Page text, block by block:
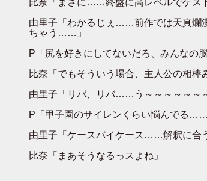
由里子「わかるじぇ……前作では天真爛
ちゃう……」
P「尻を好きにしてないだろ、みんなの
比奈「でもそういう場合、主人公の相棒
由里子「リバ、リバ……う～～～～～～
P「甲子園のサイレンくらい悩んでる……
由里子「ケースバイケース……解釈に
比奈「まあそうなるっスよね」